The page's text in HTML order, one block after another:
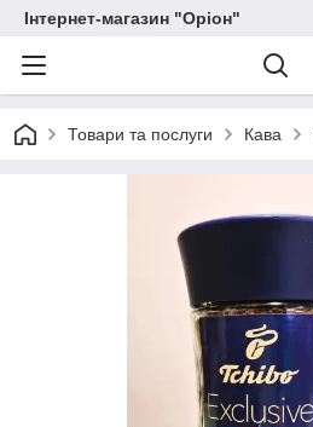
Інтернет-магазин "Оріон"
Товари та послуги Кава